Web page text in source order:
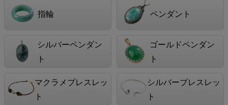
指輪 ペンダント
シルバーペンダン
ト
ゴールドペンダン
ト
マクラメブレスレッ
ト
シルバーブレスレッ
ト